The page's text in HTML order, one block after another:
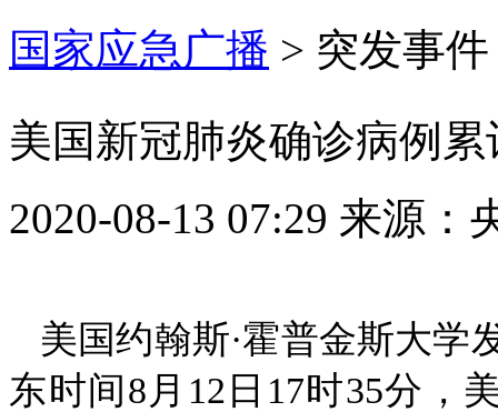
国家应急广播 > 突发事件
美国新冠肺炎确诊病例累
2020-08-13 07:29 来源：
美国约翰斯·霍普金斯大学
东时间8月12日17时35分，